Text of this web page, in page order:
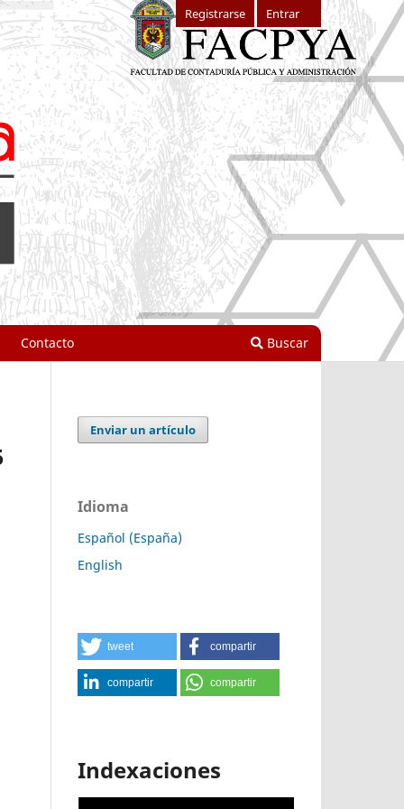
Contacto Buscar
Registrarse Entrar
Enviar un artículo
Idioma
Español (España)
English
tweet compartir
compartir compartir
Indexaciones